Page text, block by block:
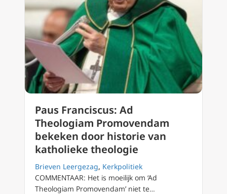
Paus Franciscus: Ad
Theologiam Promovendam
bekeken door historie van
katholieke theologie
Brieven Leergezag, Kerkpolitiek
COMMENTAAR: Het is moeilijk om ‘Ad
Theologiam Promovendam’ niet te…